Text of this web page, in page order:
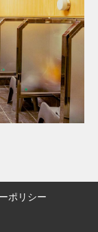
ポリシー